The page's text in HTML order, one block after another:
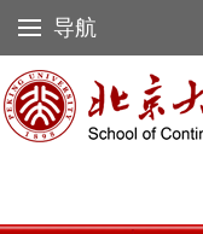
导航